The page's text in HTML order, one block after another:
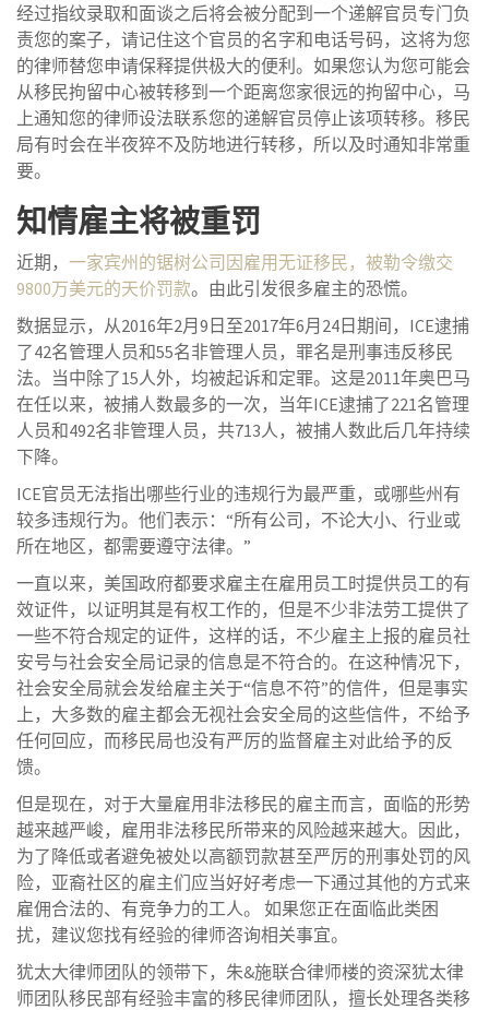
经过指纹录取和面谈之后将会被分配到一个递解官员专门负
责您的案子，请记住这个官员的名字和电话号码，这将为您
的律师替您申请保释提供极大的便利。如果您认为您可能会
从移民拘留中心被转移到一个距离您家很远的拘留中心，马
上通知您的律师设法联系您的递解官员停止该项转移。移民
局有时会在半夜猝不及防地进行转移，所以及时通知非常重
要。
知情雇主将被重罚
近期， 一家宾州的锯树公司因雇用无证移民，被勒令缴交
9800万美元的天价罚款。由此引发很多雇主的恐慌。
数据显示，从2016年2月9日至2017年6月24日期间，ICE逮捕
了42名管理人员和55名非管理人员，罪名是刑事违反移民
法。当中除了15人外，均被起诉和定罪。这是2011年奥巴马
在任以来，被捕人数最多的一次，当年ICE逮捕了221名管理
人员和492名非管理人员，共713人，被捕人数此后几年持续
下降。
ICE官员无法指出哪些行业的违规行为最严重，或哪些州有
较多违规行为。他们表示：“所有公司，不论大小、行业或
所在地区，都需要遵守法律。”
一直以来，美国政府都要求雇主在雇用员工时提供员工的有
效证件，以证明其是有权工作的，但是不少非法劳工提供了
一些不符合规定的证件，这样的话，不少雇主上报的雇员社
安号与社会安全局记录的信息是不符合的。在这种情况下，
社会安全局就会发给雇主关于“信息不符”的信件，但是事实
上，大多数的雇主都会无视社会安全局的这些信件，不给予
任何回应，而移民局也没有严厉的监督雇主对此给予的反
馈。
但是现在，对于大量雇用非法移民的雇主而言，面临的形势
越来越严峻，雇用非法移民所带来的风险越来越大。因此，
为了降低或者避免被处以高额罚款甚至严厉的刑事处罚的风
险，亚裔社区的雇主们应当好好考虑一下通过其他的方式来
雇佣合法的、有竞争力的工人。 如果您正在面临此类困
扰，建议您找有经验的律师咨询相关事宜。
犹太大律师团队的领带下，朱&施联合律师楼的资深犹太律
师团队移民部有经验丰富的移民律师团队，擅长处理各类移